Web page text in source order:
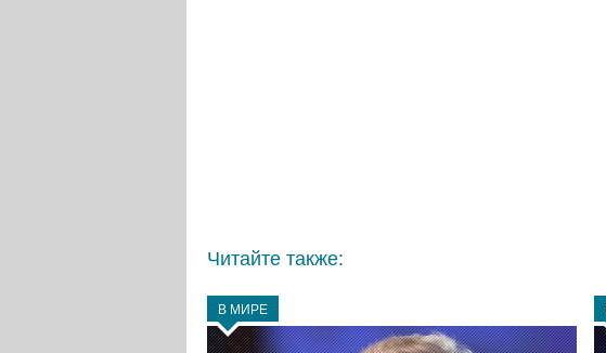
Читайте также:
В МИРЕ